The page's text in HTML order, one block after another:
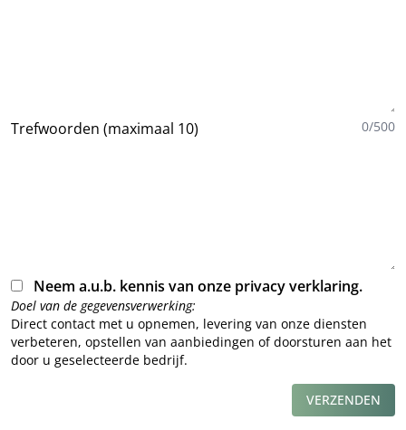
0/500
Trefwoorden (maximaal 10)
Neem a.u.b. kennis van onze privacy verklaring.
Doel van de gegevensverwerking:
Direct contact met u opnemen, levering van onze diensten
verbeteren, opstellen van aanbiedingen of doorsturen aan het
door u geselecteerde bedrijf.
VERZENDEN